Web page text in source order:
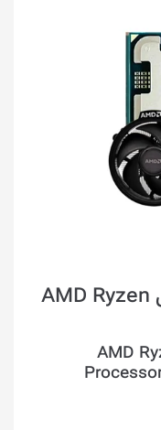
پردازنده دسکتاپ AMD مدل AMD Ryzen
AMD